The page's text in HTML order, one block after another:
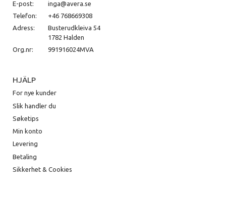
E-post:
inga@avera.se
Telefon:
+46 768669308
Adress:
Busterudkleiva 54
1782 Halden
Org.nr:
991916024MVA
HJÄLP
For nye kunder
Slik handler du
Søketips
Min konto
Levering
Betaling
Sikkerhet & Cookies